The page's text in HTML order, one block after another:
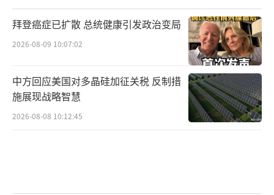
拜登癌症已扩散 总统健康引发政治变局
2026-08-09 10:07:02
中方回应美国对多晶硅加征关税 反制措
施展现战略智慧
2026-08-08 10:12:45